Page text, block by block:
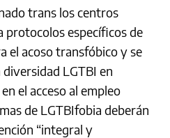
trans los centros
protocolos específicos de
el acoso transfóbico y se
LGTBI en
el acceso al empleo
de LGTBIfobia deberán
“integral y